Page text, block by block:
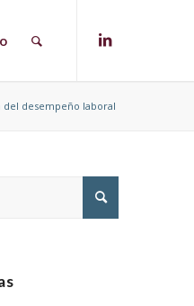
del desempeño laboral